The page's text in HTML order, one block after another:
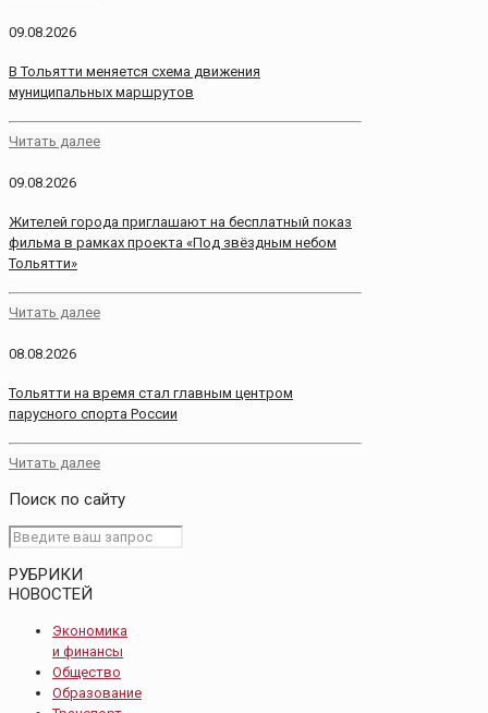
09.08.2026
В Тольятти меняется схема движения
муниципальных маршрутов
Читать далее
09.08.2026
Жителей города приглашают на бесплатный показ
фильма в рамках проекта «Под звёздным небом
Тольятти»
Читать далее
08.08.2026
Тольятти на время стал главным центром
парусного спорта России
Читать далее
Поиск по сайту
РУБРИКИ
НОВОСТЕЙ
Экономика
и финансы
Общество
Образование